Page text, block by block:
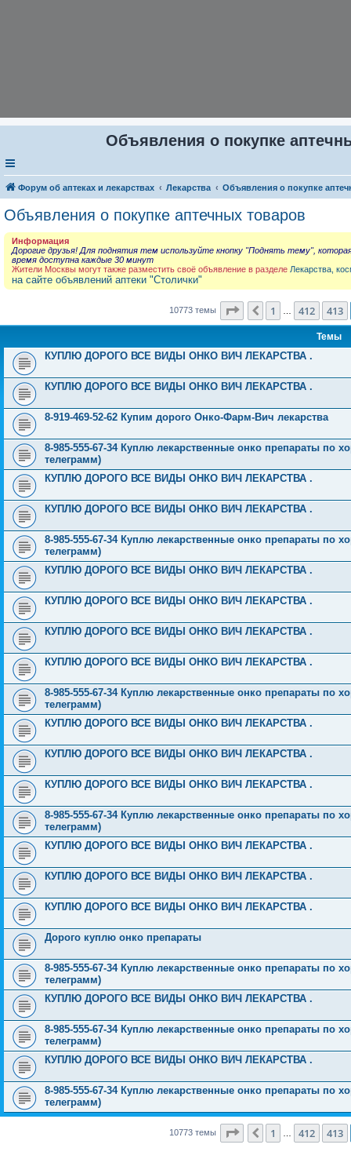
Объявления о покупке
Форум об аптеках и лекарствах Лекарства Объявления о покупке
Объявления о покупке аптечных товаров
Информация
Дорогие друзья! Для поднятия тем используйте кнопку "Поднять тему",
время доступна каждые 30 минут
Жители Москвы могут также разместить своё объявление в разделе Лекарства,
на сайте объявлений аптеки "Столички"
10773 темы Страница 414из 431
Пред.
1 412 413
Темы
КУПЛЮ ДОРОГО ВСЕ ВИДЫ ОНКО ВИЧ ЛЕКАРСТВА .
КУПЛЮ ДОРОГО ВСЕ ВИДЫ ОНКО ВИЧ ЛЕКАРСТВА .
8-919-469-52-62 Купим дорого Онко-Фарм-Вич лекарства
8-985-555-67-34 Куплю лекарственные онко препараты по
телеграмм)
КУПЛЮ ДОРОГО ВСЕ ВИДЫ ОНКО ВИЧ ЛЕКАРСТВА .
КУПЛЮ ДОРОГО ВСЕ ВИДЫ ОНКО ВИЧ ЛЕКАРСТВА .
8-985-555-67-34 Куплю лекарственные онко препараты по
телеграмм)
КУПЛЮ ДОРОГО ВСЕ ВИДЫ ОНКО ВИЧ ЛЕКАРСТВА .
КУПЛЮ ДОРОГО ВСЕ ВИДЫ ОНКО ВИЧ ЛЕКАРСТВА .
КУПЛЮ ДОРОГО ВСЕ ВИДЫ ОНКО ВИЧ ЛЕКАРСТВА .
КУПЛЮ ДОРОГО ВСЕ ВИДЫ ОНКО ВИЧ ЛЕКАРСТВА .
8-985-555-67-34 Куплю лекарственные онко препараты по
телеграмм)
КУПЛЮ ДОРОГО ВСЕ ВИДЫ ОНКО ВИЧ ЛЕКАРСТВА .
КУПЛЮ ДОРОГО ВСЕ ВИДЫ ОНКО ВИЧ ЛЕКАРСТВА .
КУПЛЮ ДОРОГО ВСЕ ВИДЫ ОНКО ВИЧ ЛЕКАРСТВА .
8-985-555-67-34 Куплю лекарственные онко препараты по
телеграмм)
КУПЛЮ ДОРОГО ВСЕ ВИДЫ ОНКО ВИЧ ЛЕКАРСТВА .
КУПЛЮ ДОРОГО ВСЕ ВИДЫ ОНКО ВИЧ ЛЕКАРСТВА .
КУПЛЮ ДОРОГО ВСЕ ВИДЫ ОНКО ВИЧ ЛЕКАРСТВА .
Дорого куплю онко препараты
8-985-555-67-34 Куплю лекарственные онко препараты по
телеграмм)
КУПЛЮ ДОРОГО ВСЕ ВИДЫ ОНКО ВИЧ ЛЕКАРСТВА .
8-985-555-67-34 Куплю лекарственные онко препараты по
телеграмм)
КУПЛЮ ДОРОГО ВСЕ ВИДЫ ОНКО ВИЧ ЛЕКАРСТВА .
8-985-555-67-34 Куплю лекарственные онко препараты по
телеграмм)
10773 темы Страница 414из 431
Пред.
1 412 413